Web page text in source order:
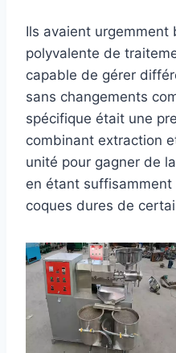
Ils avaient urgemment
polyvalente de
capable de gérer
sans changements
spécifique était une
combinant extraction
unité pour gagner de
en étant
coques dures de